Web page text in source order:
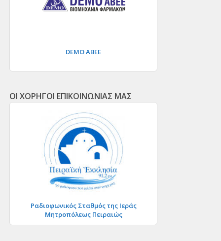
DEMO ΑΒΕΕ
ΟΙ ΧΟΡΗΓΟΙ ΕΠΙΚΟΙΝΩΝΙΑΣ ΜΑΣ
Ραδιοφωνικός Σταθμός της Ιεράς
Μητροπόλεως Πειραιώς